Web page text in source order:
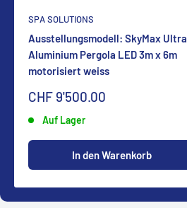
SPA SOLUTIONS
Ausstellungsmodell: SkyMax Ultra
Aluminium Pergola LED 3m x 6m
motorisiert weiss
Sonderpreis
CHF 9'500.00
Auf Lager
In den Warenkorb